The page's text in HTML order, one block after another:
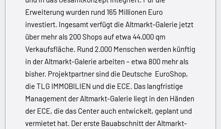
Erweiterung wurden rund 165 Millionen Euro
investiert. Ingesamt verfügt die Altmarkt-Galerie jetzt
über mehr als 200 Shops auf etwa 44.000 qm
Verkaufsfläche. Rund 2.000 Menschen werden künftig
in der Altmarkt-Galerie arbeiten – etwa 800 mehr als
bisher. Projektpartner sind die Deutsche EuroShop,
die TLG IMMOBILIEN und die ECE. Das langfristige
Management der Altmarkt-Galerie liegt in den Händen
der ECE, die das Center auch entwickelt, geplant und
vermietet hat. Der erste Bauabschnitt der Altmarkt-